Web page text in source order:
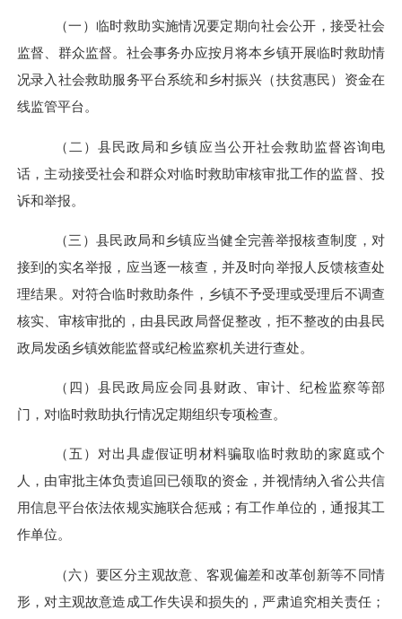
（一）临时救助实施情况要定期向社会公开，接受社会
监督、群众监督。 社会事务办应按月将本乡镇开展临时救助情
况录入社会救助服务平台系统和乡村振兴（扶贫惠民）资金在
线监管平台。
（二）县民政局和乡镇应当公开社会救助监督咨询电
话，主动接受社会和群众对临时救助审核审批工作的监督、投
诉和举报。
（三）县民政局和乡镇应当健全完善举报核查制度，对
接到的实名举报，应当逐一核查，并及时向举报人反馈核查处
理结果。对符合临时救助条件，乡镇不予受理或受理后不调查
核实、审核审批的，由县民政局督促整改，拒不整改的由县民
政局发函乡镇效能监督或纪检监察机关进行查处。
（四）县民政局应会同县财政、审计、纪检监察等部
门，对临时救助执行情况定期组织专项检查。
（五）对出具虚假证明材料骗取临时救助的家庭或个
人，由审批主体负责追回已领取的资金，并视情纳入省公共信
用信息平台依法依规实施联合惩戒；有工作单位的，通报其工
作单位。
（六）要区分主观故意、客观偏差和改革创新等不同情
形，对主观故意造成工作失误和损失的，严肃追究相关责任；